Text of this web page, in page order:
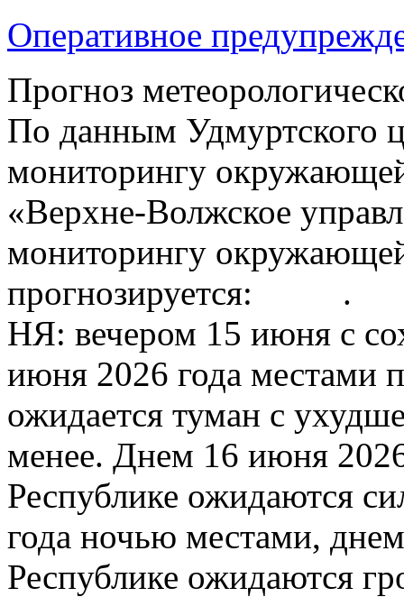
Оперативное
Прогноз
По данным Удмуртского
мониторингу
«Верхне-Волжское
мониторингу
прогнозируется: .
НЯ: вечером 15 июня с
июня 2026 года местами
ожидается туман с
менее. Днем 16 июня
Республике ожидаются
года ночью местами,
Республике ожидаются